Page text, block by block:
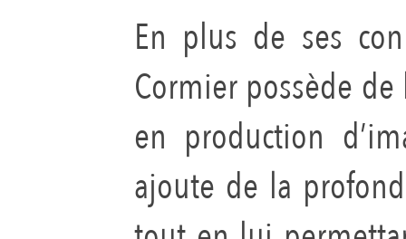
En plus de ses
Cormier possède
en production
ajoute de la